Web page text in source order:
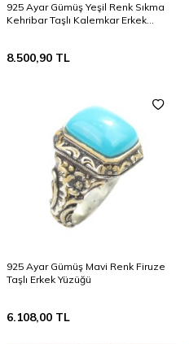
925 Ayar Gümüş Yeşil Renk Sıkma
Kehribar Taşlı Kalemkar Erkek
8.500,90 TL
925 Ayar Gümüş Mavi Renk Firuze
Taşlı Erkek Yüzüğü
6.108,00 TL